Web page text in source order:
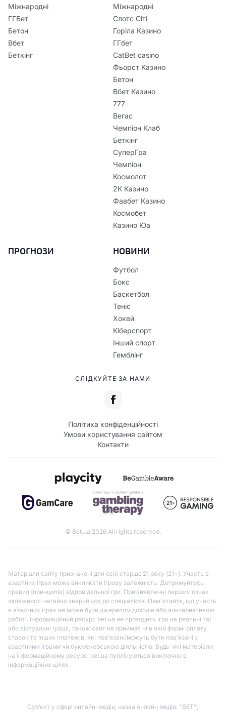
Міжнародні
ГГБет
Бетон
Вбет
Беткінг
Міжнародні
Слотс Сіті
Горіла Казино
ГГбет
CatBet casino
Фьорст Казино
Бетон
Вбет Казино
777
Вегас
Чемпіон Клаб
Беткінг
СуперГра
Чемпіон
Космолот
2К Казино
Фавбет Казино
Космобет
Казино Юа
ПРОГНОЗИ НОВИНИ
Футбол
Бокс
Баскетбол
Теніс
Хокей
Кіберспорт
Інший спорт
Гемблінг
СЛІДКУЙТЕ ЗА НАМИ
Політика конфіденційності
Умови користування сайтом
Контакти
© Bet.ua 2026 All rights reserved.
Матеріали сайту призначені для осіб старше 21 року (21+). Участь в
азартних іграх може викликати ігрову залежність. Дотримуйтесь
правил (принципів) відповідальної гри. При виявленні перших ознак
залежності негайно зверніться до спеціаліста. Пам'ятайте, що участь
в азартних іграх не може бути джерелом доходів або альтернативою
роботі. Інформаційний ресурс bet.ua не проводить ігри на реальні та/
або віртуальні гроші, також сайт не приймає ні в якій формі оплату
ставок та інших платежів, які пов’язані/можуть бути пов’язані з
азартними іграми чи букмекерською діяльністю. Будь-які матеріали
на інформаційному ресурсі bet.ua публікуються виключно в
інформаційних цілях.
Субʼєкт у сфері онлайн-медіа; назва онлайн медіа: "BET";